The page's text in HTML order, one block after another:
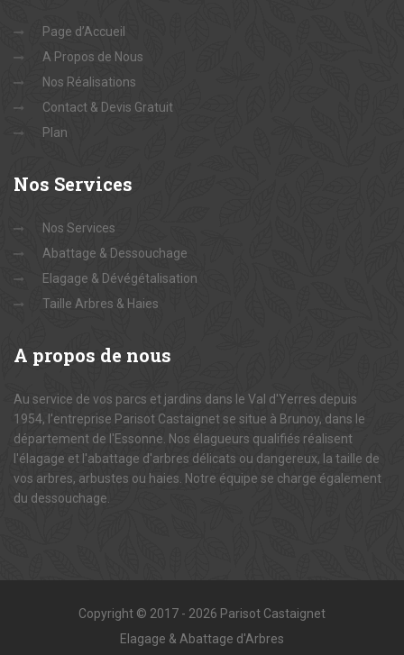
Page d’Accueil
A Propos de Nous
Nos Réalisations
Contact & Devis Gratuit
Plan
Nos Services
Nos Services
Abattage & Dessouchage
Elagage & Dévégétalisation
Taille Arbres & Haies
A propos de nous
Au service de vos parcs et jardins dans le Val d'Yerres depuis
1954, l'entreprise Parisot Castaignet se situe à Brunoy, dans le
département de l'Essonne. Nos élagueurs qualifiés réalisent
l'élagage et l'abattage d'arbres délicats ou dangereux, la taille de
vos arbres, arbustes ou haies. Notre équipe se charge également
du dessouchage.
Copyright © 2017 - 2026 Parisot Castaignet
Elagage & Abattage d'Arbres